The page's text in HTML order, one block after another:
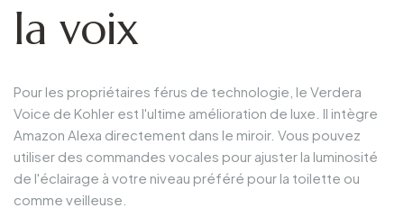
la voix
Pour les propriétaires férus de technologie, le Verdera
Voice de Kohler est l'ultime amélioration de luxe. Il intègre
Amazon Alexa directement dans le miroir. Vous pouvez
utiliser des commandes vocales pour ajuster la luminosité
de l'éclairage à votre niveau préféré pour la toilette ou
comme veilleuse.